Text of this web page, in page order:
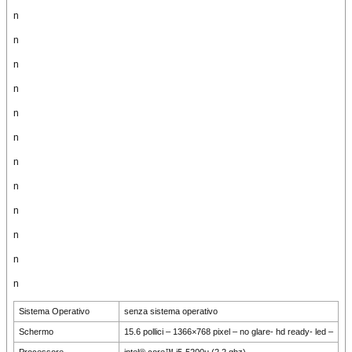
n
n
n
n
n
n
n
n
n
n
n
n
Sistema Operativo senza sistema operativo
Schermo 15.6 pollici – 1366×768 pixel – no glare- hd ready- led –